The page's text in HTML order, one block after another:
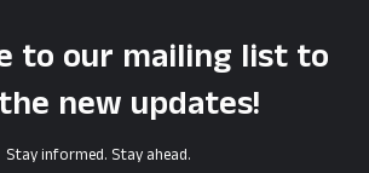
to our mailing list to
new updates!
Stay informed. Stay ahead.